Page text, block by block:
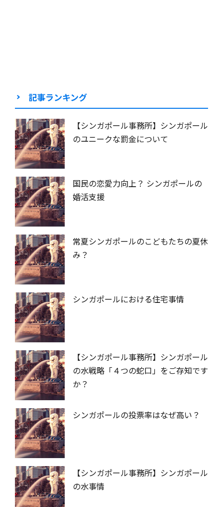
記事ランキング
【シンガポール事務所】シンガポール
のユニークな罰金について
国民の恋愛力向上？ シンガポールの
婚活支援
常夏シンガポールのこどもたちの夏休
み？
シンガポールにおける住宅事情
【シンガポール事務所】シンガポール
の水戦略「４つの蛇口」をご存知です
か？
シンガポールの投票率はなぜ高い？
【シンガポール事務所】シンガポール
の水事情